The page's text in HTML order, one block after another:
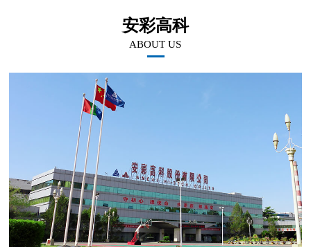
安彩高科
ABOUT US